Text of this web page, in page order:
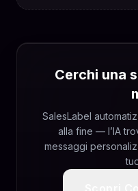
Cerchi una
SalesLabel
alla fine — l’IA
messaggi